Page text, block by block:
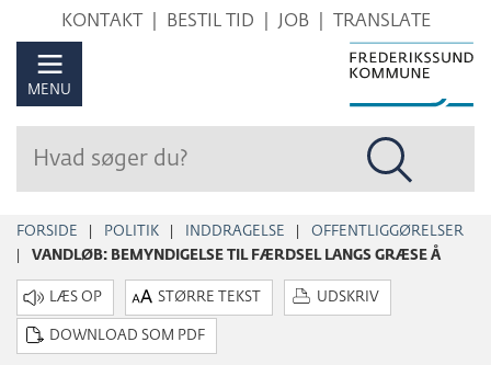
Hop
KONTAKT BESTIL TID JOB TRANSLATE
MENU
FORSIDE POLITIK INDDRAGELSE
OFFENTLIGGØRELSER
VANDLØB: BEMYNDIGELSE TIL FÆRDSEL LANGS GRÆSE Å
STØRRE TEKST UDSKRIV
DOWNLOAD SOM PDF